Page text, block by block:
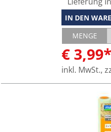
IN DEN
MENGE
€ 3,99*
inkl. MwSt.,